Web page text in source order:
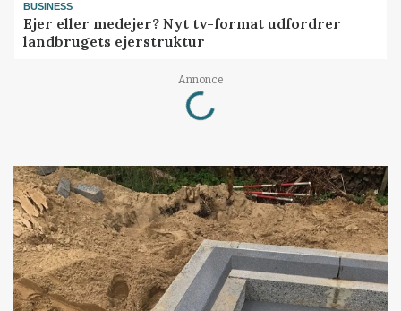
BUSINESS
Ejer eller medejer? Nyt tv-format udfordrer
landbrugets ejerstruktur
Annonce
Loading...